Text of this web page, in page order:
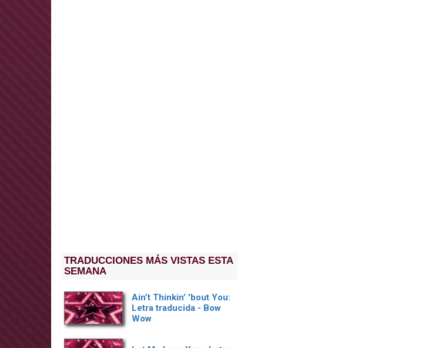
TRADUCCIONES MÁS VISTAS ESTA
SEMANA
Ain’t Thinkin’ 'bout You:
Letra traducida - Bow
Wow